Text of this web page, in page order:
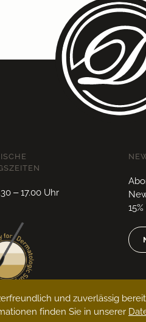
– 17.00 Uhr
und zuverlässig
finden Sie in unserer